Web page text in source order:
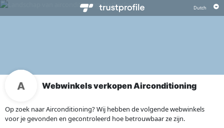
Webwinkels verkopen Airconditioning
Op zoek naar Airconditioning? Wij hebben de volgende webwinkels
voor je gevonden en gecontroleerd hoe betrouwbaar ze zijn.